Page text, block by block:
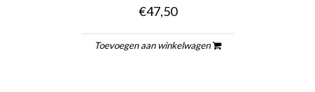
€47,50
Toevoegen aan winkelwagen